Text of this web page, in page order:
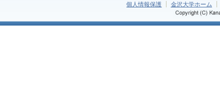
個人情報保護 金沢大学ホーム